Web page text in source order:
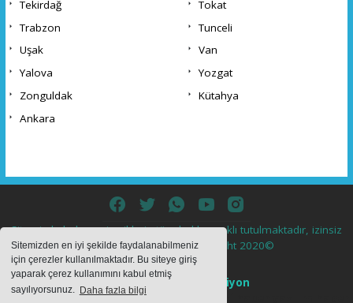
Sitemizden en iyi şekilde faydalanabilmeniz
için çerezler kullanılmaktadır. Bu siteye giriş
yaparak çerez kullanımını kabul etmiş
sayılıyorsunuz. Daha fazla bilgi
Tekirdağ
Tokat
Trabzon
Tunceli
Uşak
Van
Yalova
Yozgat
Zonguldak
Kütahya
Ankara
Sitemizde bulunan içeriklerin tüm hakları saklı tutulmaktadır, izinsiz
içerikler kullanılamaz. Copyright 2020©
Haber Yazılımı:
Web Aksiyon
haber yazılımı haber paketi